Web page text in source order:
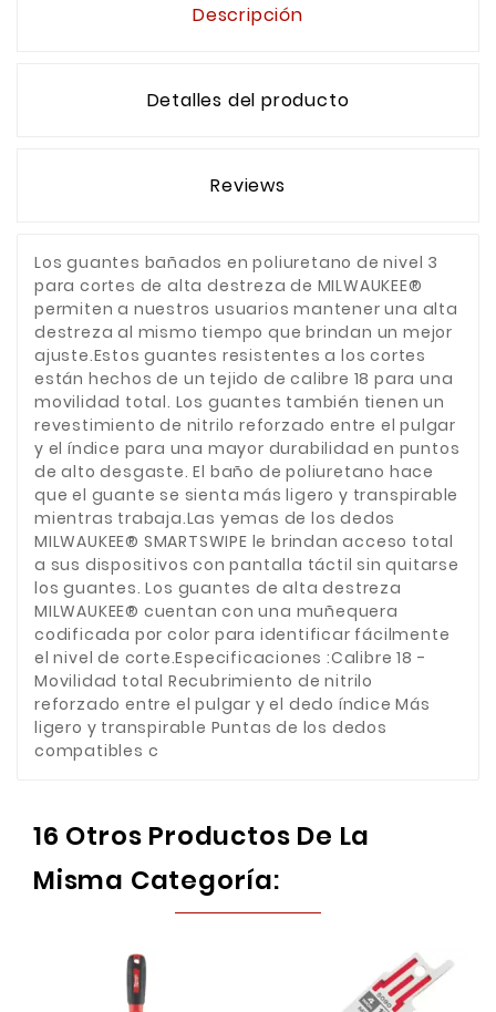
Descripción
Detalles del producto
Reviews
Los guantes bañados en poliuretano de nivel 3
para cortes de alta destreza de MILWAUKEE®
permiten a nuestros usuarios mantener una alta
destreza al mismo tiempo que brindan un mejor
ajuste.Estos guantes resistentes a los cortes
están hechos de un tejido de calibre 18 para una
movilidad total. Los guantes también tienen un
revestimiento de nitrilo reforzado entre el pulgar
y el índice para una mayor durabilidad en puntos
de alto desgaste. El baño de poliuretano hace
que el guante se sienta más ligero y transpirable
mientras trabaja.Las yemas de los dedos
MILWAUKEE® SMARTSWIPE le brindan acceso total
a sus dispositivos con pantalla táctil sin quitarse
los guantes. Los guantes de alta destreza
MILWAUKEE® cuentan con una muñequera
codificada por color para identificar fácilmente
el nivel de corte.Especificaciones :Calibre 18 -
Movilidad total Recubrimiento de nitrilo
reforzado entre el pulgar y el dedo índice Más
ligero y transpirable Puntas de los dedos
compatibles c
16 Otros Productos De La
Misma Categoría: